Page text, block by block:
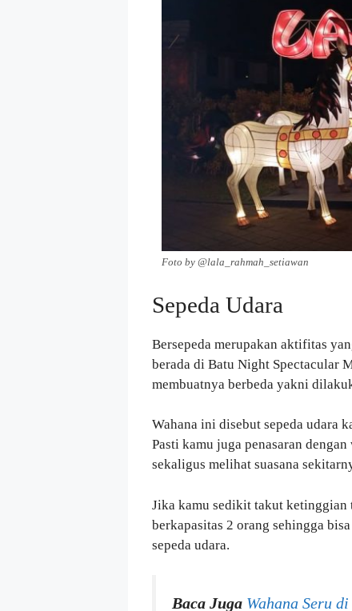
Foto by @lala_rahmah_setiawan
Sepeda Udara
Bersepeda merupakan aktifitas
berada di Batu Night Spectacular
membuatnya berbeda yakni
Wahana ini disebut sepeda udara
Pasti kamu juga penasaran
sekaligus melihat suasana
Jika kamu sedikit takut
berkapasitas 2 orang sehingga
sepeda udara.
Baca Juga Wahana Seru